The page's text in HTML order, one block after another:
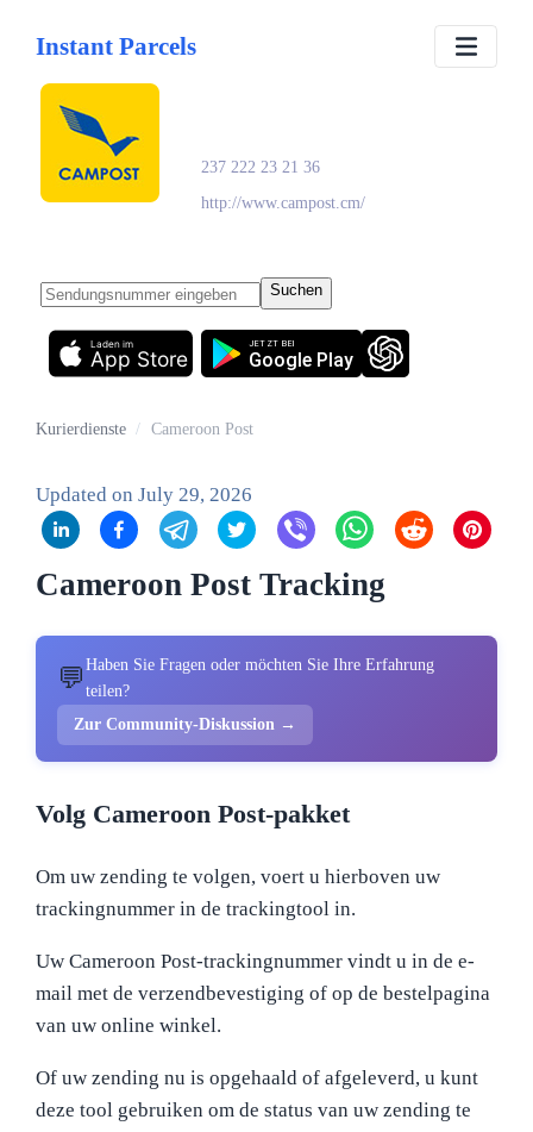
Instant Parcels
237 222 23 21 36
http://www.campost.cm/
Suchen
App Store
Laden im
Google Play
JETZT BEI
Kurierdienste / Cameroon Post
Updated on July 29, 2026
Cameroon Post Tracking
💬 Haben Sie Fragen oder möchten Sie Ihre Erfahrung
teilen?
Zur Community-Diskussion →
Volg Cameroon Post-pakket
Om uw zending te volgen, voert u hierboven uw
trackingnummer in de trackingtool in.
Uw Cameroon Post-trackingnummer vindt u in de e-
mail met de verzendbevestiging of op de bestelpagina
van uw online winkel.
Of uw zending nu is opgehaald of afgeleverd, u kunt
deze tool gebruiken om de status van uw zending te